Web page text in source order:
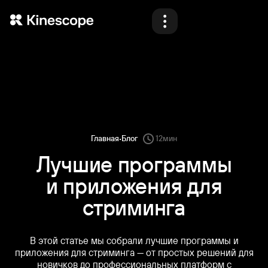
Тарифы
Войти Начать
Назад
Назад
Назад
Назад
Главная·Блог 12мин
Лучшие программы
и приложения для
стриминга
В этой статье мы собрали лучшие программы и
приложения для стриминга — от простых решений для
новичков до профессиональных платформ с